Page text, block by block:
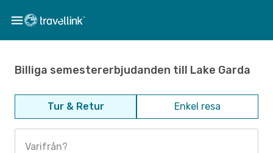
Billiga semestererbjudanden till Lake Garda
Tur & Retur Enkel resa
Varifrån?